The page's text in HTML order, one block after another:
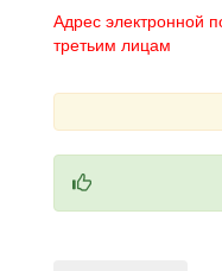
Адрес электронной
третьим лицам